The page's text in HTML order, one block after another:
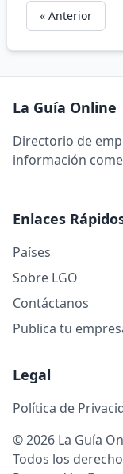
« Anterior
La Guía Online
Directorio de
información
Enlaces
Países
Sobre LGO
Contáctanos
Publica tu
Legal
Política de
© 2026 La Guía
Todos los